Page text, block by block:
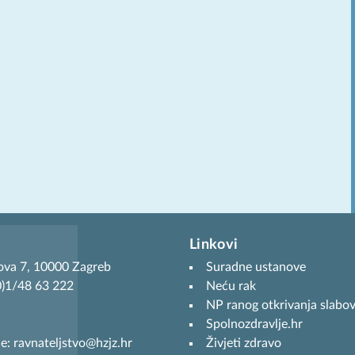
7, 10000 Zagreb
48 63 222
ravnateljstvo@hzjz.hr
Linkovi
Suradne ustanove
Neću rak
NP ranog otkrivanja
Spolnozdravlje.hr
Živjeti zdravo